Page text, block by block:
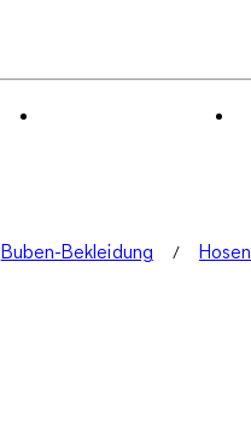
Buben-Bekleidung Hosen